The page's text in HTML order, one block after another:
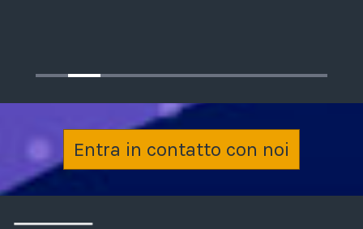
Entra in contatto con noi